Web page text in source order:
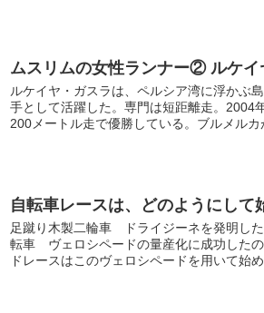
ムスリムの女性ランナー② ルケイ
ルケイヤ・ガスラは、ペルシア湾に浮かぶ
手として活躍した。専門は短距離走。2004
200メートル走で優勝している。ブルメル
自転車レースは、どのようにして
足蹴り木製二輪車 ドライジーネを発明し
転車 ヴェロシペードの量産化に成功した
ドレースはこのヴェロシペードを用いて始